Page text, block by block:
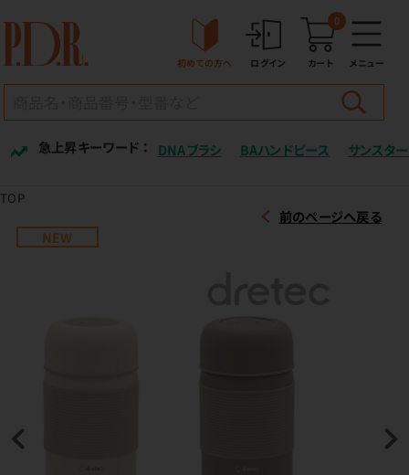
初めての方へ ログイン カート
0
メニュー
急上昇キーワード ： DNAブラシ BAハンドピース サンスター
TOP
前のページへ戻る
NEW